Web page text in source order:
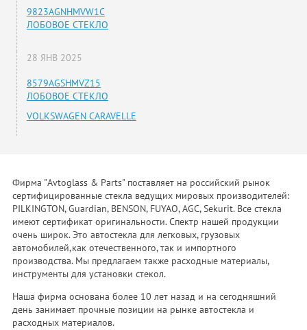
9823AGNHMVW1C
ЛОБОВОЕ СТЕКЛО
28 ЯНВ 2025
8579AGSHMVZ15
ЛОБОВОЕ СТЕКЛО
VOLKSWAGEN CARAVELLE
Фирма "Avtoglass & Parts" поставляет на российский рынок
сертифицированные стекла ведущих мировых производителей:
PILKINGTON, Guardian, BENSON, FUYAO, AGC, Sekurit. Все стекла
имеют сертификат оригинальности. Спектр нашей продукции
очень широк. Это автостекла для легковых, грузовых
автомобилей,как отечественного, так и импортного
производства. Мы предлагаем также расходные материалы,
инструменты для установки стекол.
Наша фирма основана более 10 лет назад и на сегодняшний
день занимает прочные позиции на рынке автостекла и
расходных материалов.